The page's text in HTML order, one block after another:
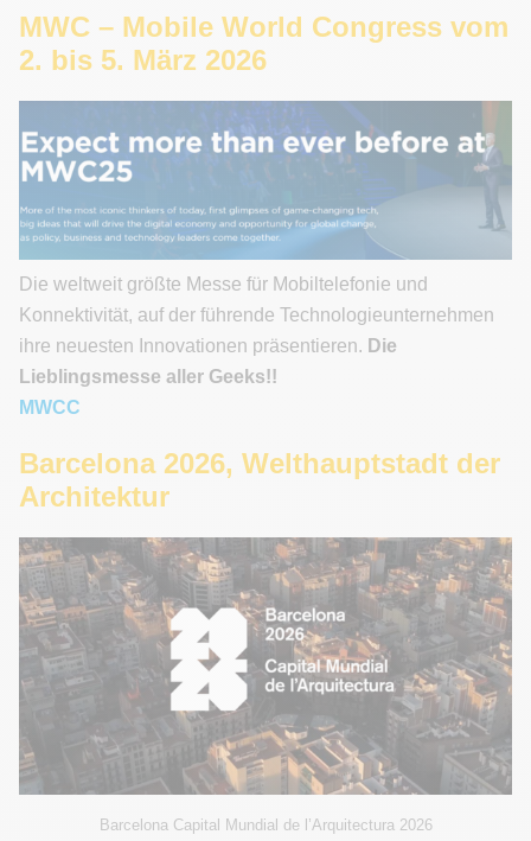
MWC – Mobile World Congress vom
2. bis 5. März 2026
Die weltweit größte Messe für Mobiltelefonie und
Konnektivität, auf der führende Technologieunternehmen
ihre neuesten Innovationen präsentieren. Die
Lieblingsmesse aller Geeks!!
MWCC
Barcelona 2026, Welthauptstadt der
Architektur
Barcelona Capital Mundial de l’Arquitectura 2026